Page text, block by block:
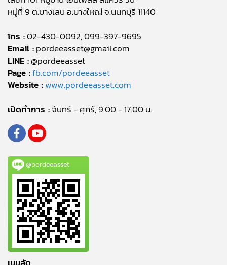
หมู่ที่ 9 ต.บางเลน อ.บางใหญ่ จ.นนทบุรี 11140
โทร :02-430-0092, 099-397-9695
Email :pordeeasset@gmail.com
LINE :@pordeeasset
Page :fb.com/pordeeasset
Website :www.pordeeasset.com
เปิดทำการ :จันทร์ - ศุกร์, 9.00 - 17.00 น.
@pordeeasset